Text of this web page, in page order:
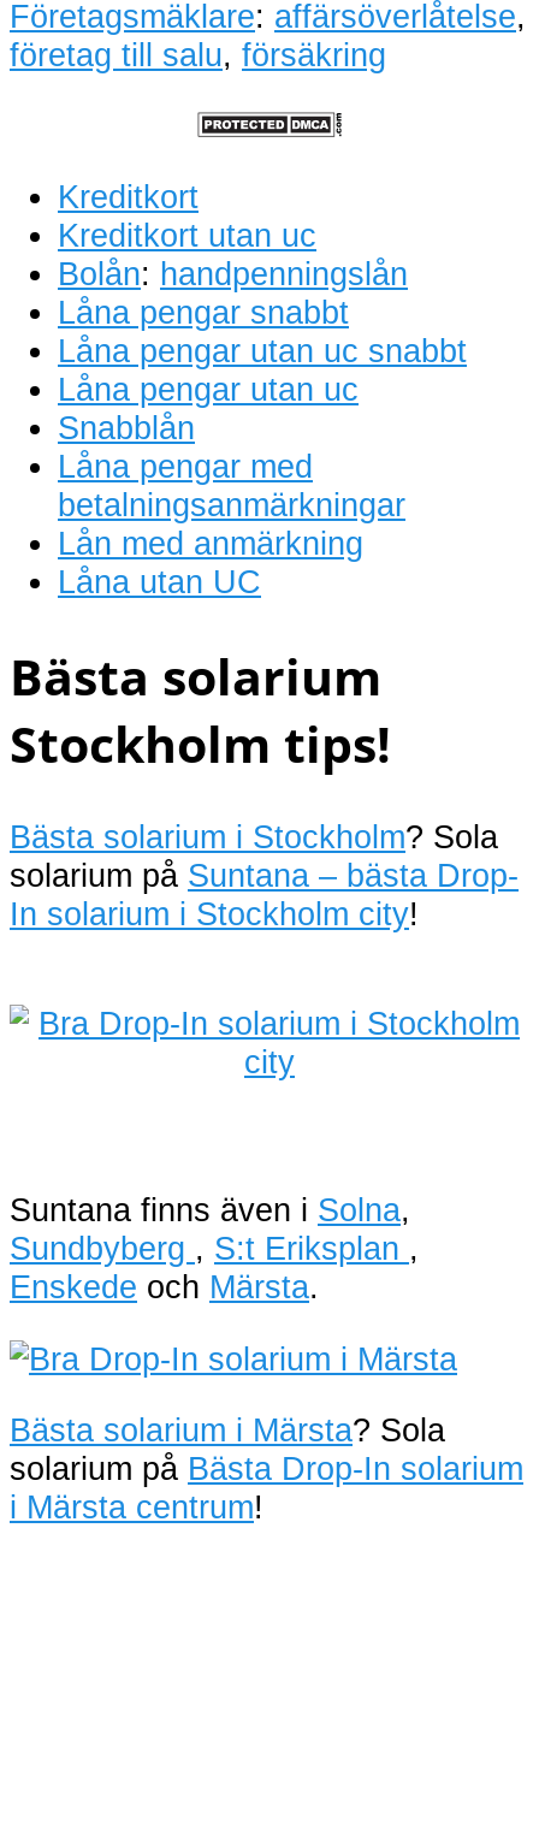
Företagsmäklare: affärsöverlåtelse,
företag till salu, försäkring
Kreditkort
Kreditkort utan uc
Bolån: handpenningslån
Låna pengar snabbt
Låna pengar utan uc snabbt
Låna pengar utan uc
Snabblån
Låna pengar med
betalningsanmärkningar
Lån med anmärkning
Låna utan UC
Bästa solarium
Stockholm tips!
Bästa solarium i Stockholm? Sola
solarium på Suntana – bästa Drop-
In solarium i Stockholm city!
Suntana finns även i Solna,
Sundbyberg , S:t Eriksplan ,
Enskede och Märsta.
Bästa solarium i Märsta? Sola
solarium på Bästa Drop-In solarium
i Märsta centrum!